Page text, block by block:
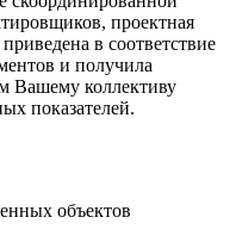
проектная
в соответствие
и получила
Вашему коллективу
показателей.
объектов